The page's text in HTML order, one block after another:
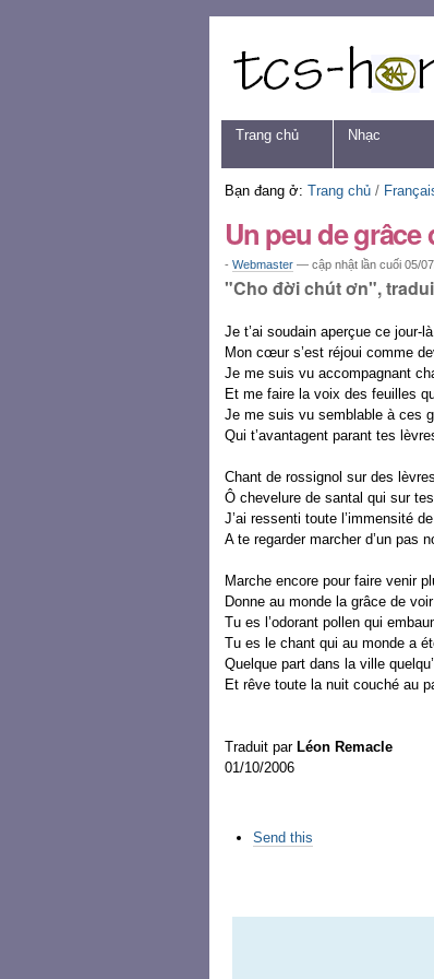
nội
dung.
Chuyển
đến
định
hướng
cụ
Navigation
Trang chủ Nhạc
Bạn đang ở: Trang chủ /
Un peu de
- Webmaster — cập nhật lần cuối 05/
"Cho đời chút ơn",
Je t’ai soudain aperçue ce jour-
Mon cœur s’est réjoui comme
Je me suis vu accompagnant
Et me faire la voix des feuilles
Je me suis vu semblable à ces
Qui t’avantagent parant tes
Chant de rossignol sur des
Ô chevelure de santal qui sur
J’ai ressenti toute l’immensité
A te regarder marcher d’un pas
Marche encore pour faire venir
Donne au monde la grâce de
Tu es l’odorant pollen qui
Tu es le chant qui au monde a
Quelque part dans la ville
Et rêve toute la nuit couché au
Traduit par Léon Remacle
01/10/2006
thao
Send this